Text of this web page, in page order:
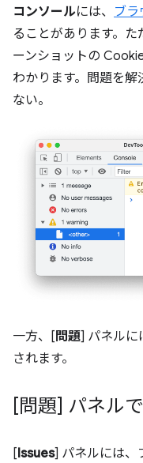
コンソールには、 ブ
ることがあります。
ーンショットの
わかります。問題を
ない。
一方、[ 問題] パネルに
されます。
[問題] パネル
[Issues] パネルには、